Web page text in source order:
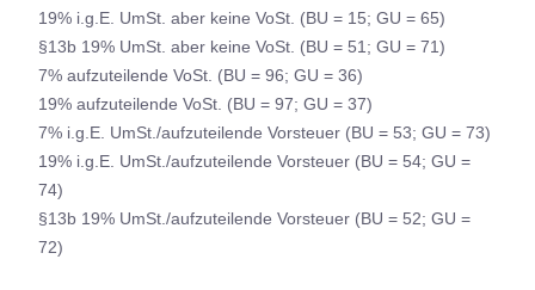
19% i.g.E. UmSt. aber keine VoSt. (BU = 15; GU = 65)
§13b 19% UmSt. aber keine VoSt. (BU = 51; GU = 71)
7% aufzuteilende VoSt. (BU = 96; GU = 36)
19% aufzuteilende VoSt. (BU = 97; GU = 37)
7% i.g.E. UmSt./aufzuteilende Vorsteuer (BU = 53; GU = 73)
19% i.g.E. UmSt./aufzuteilende Vorsteuer (BU = 54; GU =
74)
§13b 19% UmSt./aufzuteilende Vorsteuer (BU = 52; GU =
72)